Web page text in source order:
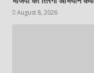
August 8, 2026